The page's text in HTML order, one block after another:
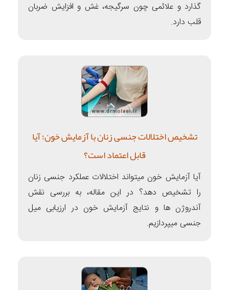
گذارد و علائمی چون سرگیجه، غش و افزایش ضربان
قلب دارد.
تشخیص اختلالات جنسی زنان با آزمایش خون؛ آیا
قابل اعتماد است؟
آیا آزمایش خون میتواند اختلالات عملکرد جنسی زنان
را تشخیص دهد؟ در این مقاله، به بررسی نقش
آندروژن ها و نتایج آزمایش خون در ارزیابی میل
جنسی میپردازیم.